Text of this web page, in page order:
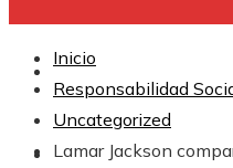
INVERSIONES Y
CULTURA Y OCIO
Inicio
Responsabilidad
Uncategorized
Lamar Jackson